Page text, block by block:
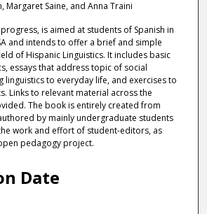
Margaret Saine, and Anna Traini
is aimed at students of Spanish in
and intends to offer a brief and simple
of Hispanic Linguistics. It includes basic
essays that address topic of social
linguistics to everyday life, and exercises to
Links to relevant material across the
The book is entirely created from
by mainly undergraduate students
work and effort of student-editors, as
pedagogy project.
Date